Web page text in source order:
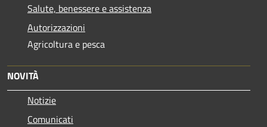
Salute, benessere e assistenza
Autorizzazioni
Agricoltura e pesca
NOVITÀ
Notizie
Comunicati